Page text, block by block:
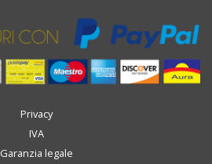
Privacy
IVA
Garanzia legale